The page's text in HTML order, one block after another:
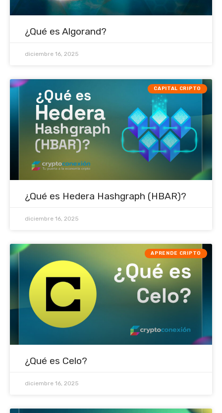
¿Qué es Algorand?
diciembre 16, 2025
CAPITAL CRIPTO
¿Qué es Hedera Hashgraph (HBAR)?
diciembre 16, 2025
APRENDE CRIPTO
¿Qué es Celo?
diciembre 16, 2025